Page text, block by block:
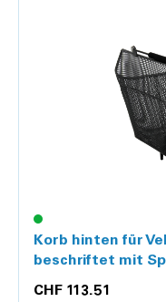
Korb hinten für
beschriftet mit
CHF 113.51